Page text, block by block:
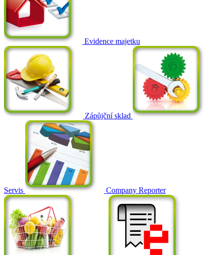
Evidence majetku
Zápůjční sklad
Servis Company Reporter